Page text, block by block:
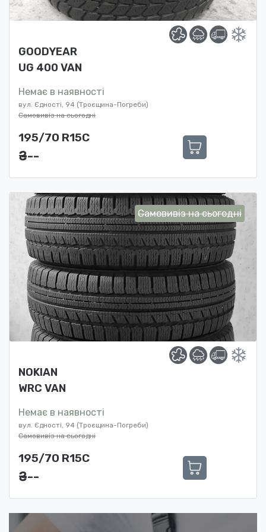
GOODYEAR
UG 400 VAN
Немає в наявності
вул. Єдності, 94 (Троєщина-Погреби)
Самовивіз на сьогодні
195/70 R15C
₴ ---
Самовивіз на сьогодні
NOKIAN
WRC VAN
Немає в наявності
вул. Єдності, 94 (Троєщина-Погреби)
Самовивіз на сьогодні
195/70 R15C
₴ ---